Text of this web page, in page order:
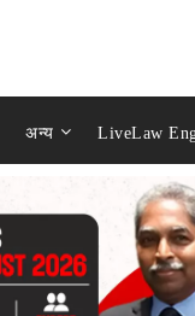
अन्य LiveLaw